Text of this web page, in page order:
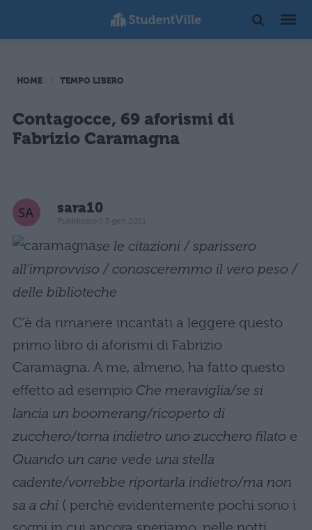
HOME TEMPO LIBERO
Contagocce, 69 aforismi di
Fabrizio Caramagna
sara10
Pubblicato il 3 gen 2011
se le citazioni / sparissero
all’improvviso / conosceremmo il vero peso /
delle biblioteche
C’è da rimanere incantati a leggere questo
primo libro di aforismi di Fabrizio
Caramagna. A me, almeno, ha fatto questo
effetto ad esempio Che meraviglia/se si
lancia un boomerang/ricoperto di
zucchero/torna indietro uno zucchero filato e
Quando un cane vede una stella
cadente/vorrebbe riportarla indietro/ma non
sa a chi ( perchè evidentemente pochi sono i